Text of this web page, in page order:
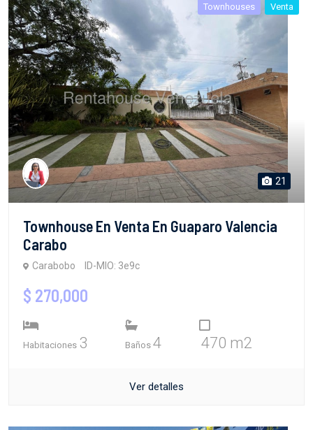
Townhouses Venta
21
Townhouse En Venta En Guaparo Valencia
Carabo
Carabobo ID-MIO: 3e9c
$ 270,000
Habitaciones 3 Baños 4 470 m2
Ver detalles